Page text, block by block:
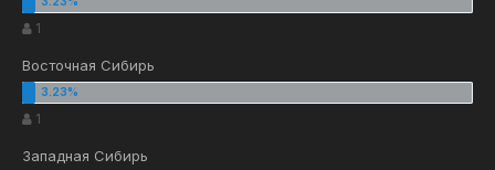
1
Восточная Сибирь
1
Западная Сибирь